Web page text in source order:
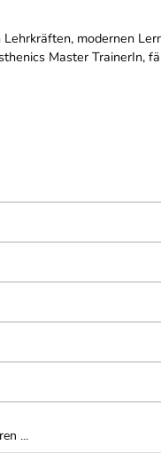
modernen
Master TrainerIn,
...